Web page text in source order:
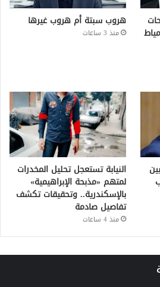
هروب سبتة أم هروب غيرها
منذ 3 ساعات
النيابة تستعجل تحليل المخدرات
لمتهم «مذبحة الإبراهيمية»
بالإسكندرية.. وتحقيقات تكشف
تفاصيل صادمة
منذ 4 ساعات